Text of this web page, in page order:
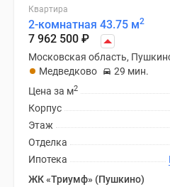
Квартира
2-комнатная 43.75 м2
7 962 500 ₽
Московская область,
Медведково
29 мин.
Цена за м2
Корпус
Этаж
Отделка
Ипотека
ЖК «Триумф» (Пушкино)